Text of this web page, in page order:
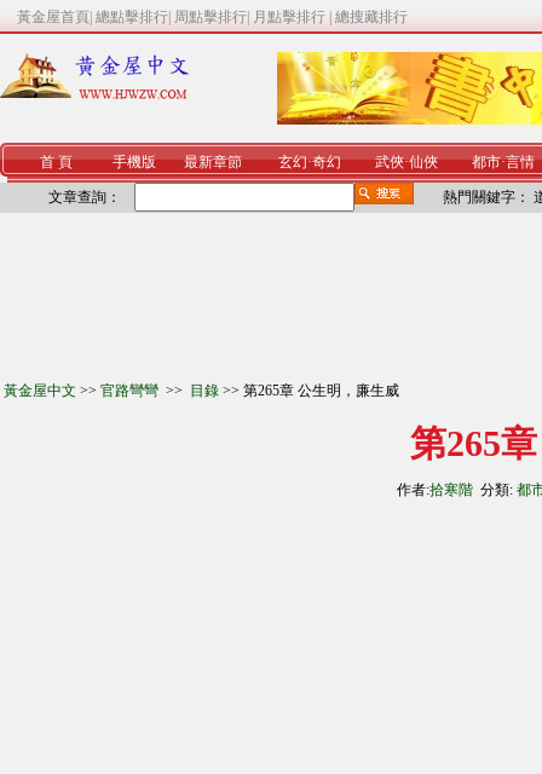
黃金屋首頁 總點擊排行 周點擊排行 月點擊排行 總搜藏排行
首 頁 手機版 最新章節 玄幻·奇幻 武俠·仙俠 都市·言情
文章查詢： 熱門關鍵字：
黃金屋中文 >> 官路彎彎 >> 目錄 >> 第265章 公生明，廉生威
第265
作者:拾寒階 分類: 都